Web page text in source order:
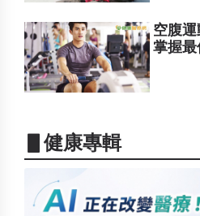
空腹
掌握
▋健康專輯